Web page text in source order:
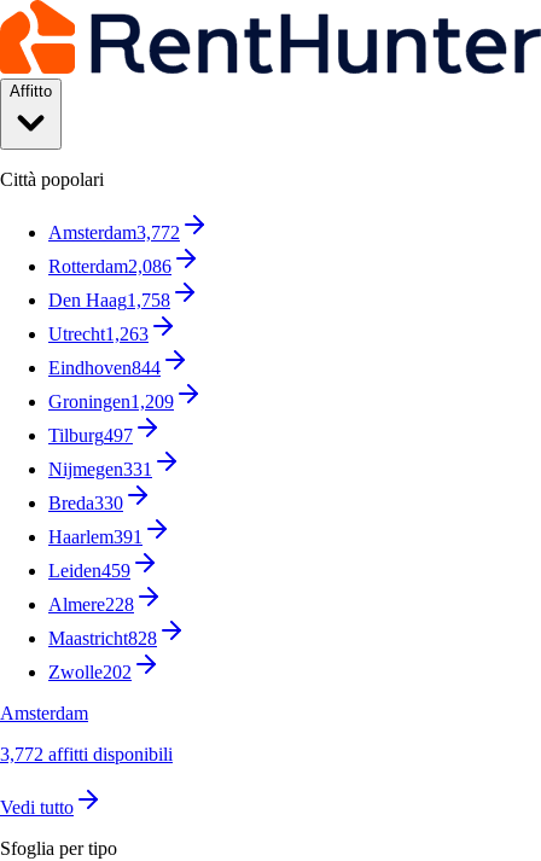
Affitto
Città popolari
Amsterdam3,772
Rotterdam2,086
Den Haag1,758
Utrecht1,263
Eindhoven844
Groningen1,209
Tilburg497
Nijmegen331
Breda330
Haarlem391
Leiden459
Almere228
Maastricht828
Zwolle202
Amsterdam
3,772 affitti disponibili
Vedi tutto
Sfoglia per tipo